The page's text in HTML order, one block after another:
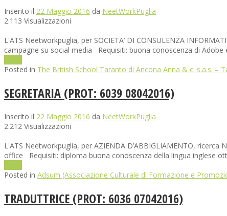
Inserito il 22 Maggio 2016 da NeetWorkPuglia
2.113 Visualizzazioni
L'ATS Neetworkpuglia, per SOCIETA’ DI CONSULENZA
campagne su social media Requisiti: buona conoscenza di
Posted in The British School Taranto di Ancona Anna & c. s.a.s. –
SEGRETARIA (PROT: 6039 08042016)
Inserito il 22 Maggio 2016 da NeetWorkPuglia
2.212 Visualizzazioni
L'ATS Neetworkpuglia, per AZIENDA D’ABBIGLIAMENTO,
office Requisiti: diploma buona conoscenza della lingua inglese
Posted in Adsum (Associazione Culturale di Formazione e
TRADUTTRICE (PROT: 6036 07042016)